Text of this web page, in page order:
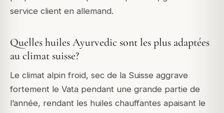
service client en allemand.
Quelles huiles Ayurvedic sont les plus adaptées
au climat suisse?
Le climat alpin froid, sec de la Suisse aggrave
fortement le Vata pendant une grande partie de
l’année, rendant les huiles chauffantes apaisant le